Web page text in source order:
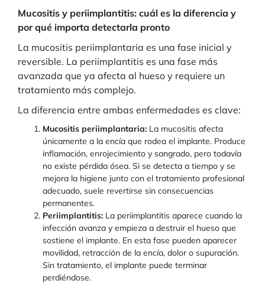
Mucositis y periimplantitis: cuál es la diferencia y
por qué importa detectarla pronto
La mucositis periimplantaria es una fase inicial y
reversible. La periimplantitis es una fase más
avanzada que ya afecta al hueso y requiere un
tratamiento más complejo.
La diferencia entre ambas enfermedades es clave:
Mucositis periimplantaria: La mucositis afecta
únicamente a la encía que rodea el implante. Produce
inflamación, enrojecimiento y sangrado, pero todavía
no existe pérdida ósea. Si se detecta a tiempo y se
mejora la higiene junto con el tratamiento profesional
adecuado, suele revertirse sin consecuencias
permanentes.
Periimplantitis: La periimplantitis aparece cuando la
infección avanza y empieza a destruir el hueso que
sostiene el implante. En esta fase pueden aparecer
movilidad, retracción de la encía, dolor o supuración.
Sin tratamiento, el implante puede terminar
perdiéndose.